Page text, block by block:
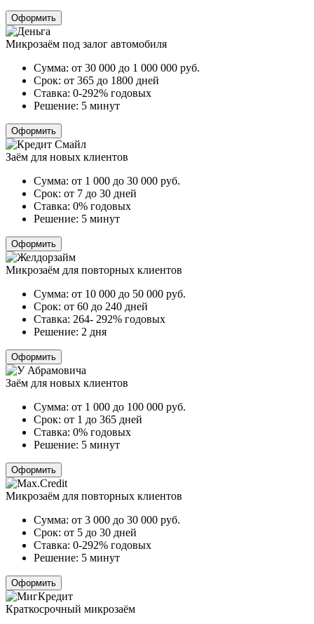
Оформить
Микрозаём под залог автомобиля
Сумма: от 30 000 до 1 000 000 руб.
Срок: от 365 до 1800 дней
Ставка: 0-292% годовых
Решение: 5 минут
Оформить
Заём для новых клиентов
Сумма: от 1 000 до 30 000 руб.
Срок: от 7 до 30 дней
Ставка: 0% годовых
Решение: 5 минут
Оформить
Микрозаём для повторных клиентов
Сумма: от 10 000 до 50 000 руб.
Срок: от 60 до 240 дней
Ставка: 264- 292% годовых
Решение: 2 дня
Оформить
Заём для новых клиентов
Сумма: от 1 000 до 100 000 руб.
Срок: от 1 до 365 дней
Ставка: 0% годовых
Решение: 5 минут
Оформить
Микрозаём для повторных клиентов
Сумма: от 3 000 до 30 000 руб.
Срок: от 5 до 30 дней
Ставка: 0-292% годовых
Решение: 5 минут
Оформить
Краткосрочный микрозаём